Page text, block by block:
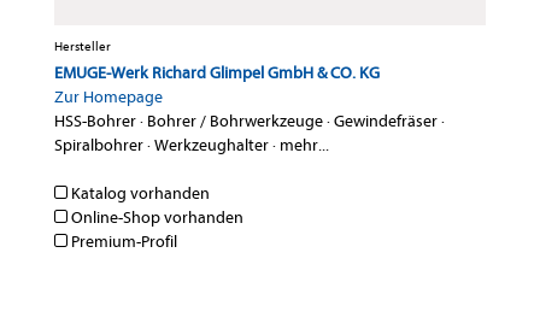
Hersteller
EMUGE-Werk Richard Glimpel GmbH & CO. KG
Zur Homepage
HSS-Bohrer· Bohrer / Bohrwerkzeuge·Gewindefräser·
Spiralbohrer·Werkzeughalter· mehr...
Katalog vorhanden
Online-Shop vorhanden
Premium-Profil